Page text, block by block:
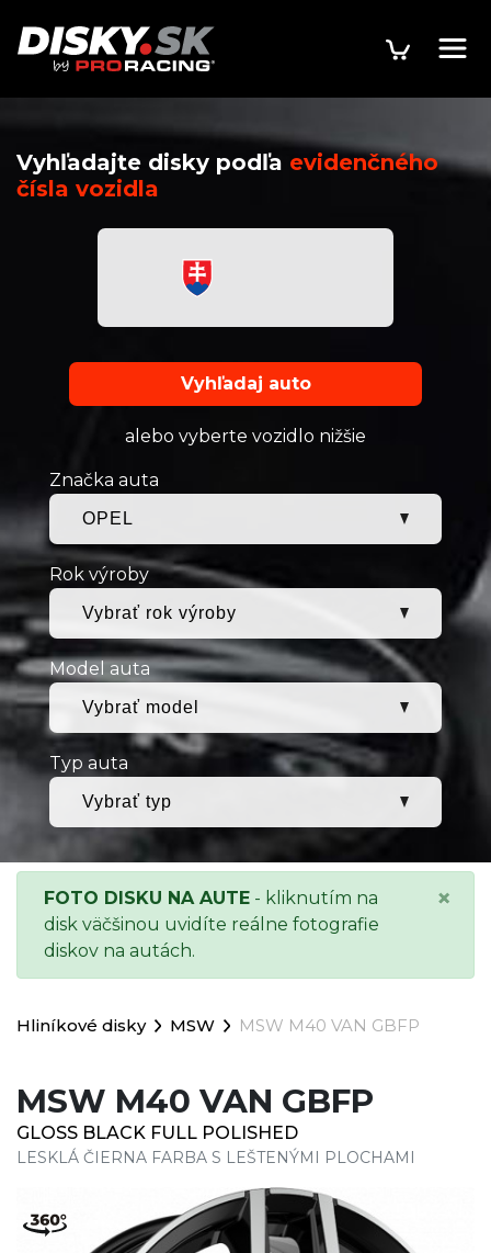
Vyhľadajte disky podľa evidenčného
čísla vozidla
Vyhľadaj auto
alebo vyberte vozidlo nižšie
Značka auta
Rok výroby
Model auta
Typ auta
FOTO DISKU NA AUTE - kliknutím na
disk väčšinou uvidíte reálne fotografie
diskov na autách.
×
Hliníkové disky MSW MSW M40 VAN GBFP
MSW M40 VAN GBFP
GLOSS BLACK FULL POLISHED
LESKLÁ ČIERNA FARBA S LEŠTENÝMI PLOCHAMI